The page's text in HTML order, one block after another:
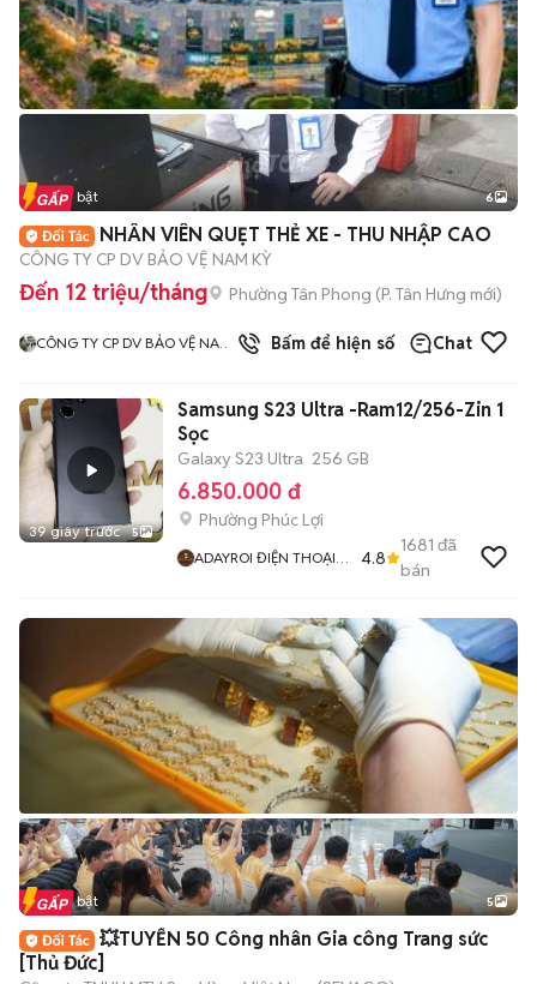
+2
Tin nổi bật 6
NHÂN VIÊN QUẸT THẺ XE - THU NHẬP CAO
CÔNG TY CP DV BẢO VỆ NAM KỲ
Đến 12 triệu/tháng Phường Tân Phong (P. Tân Hưng mới)
CÔNG TY CP DV BẢO VỆ NAM
3đã bán
Bấm để hiện số Chat
39 giây trước 5
Samsung S23 Ultra -Ram12/256-Zin 1
Sọc
Galaxy S23 Ultra 256 GB
6.850.000 đ
Phường Phúc Lợi
ADAYROI ĐIỆN THOẠI
4.8
1681 đã
bán
Tin nổi bật 5
💥TUYỂN 50 Công nhân Gia công Trang sức
[Thủ Đức]